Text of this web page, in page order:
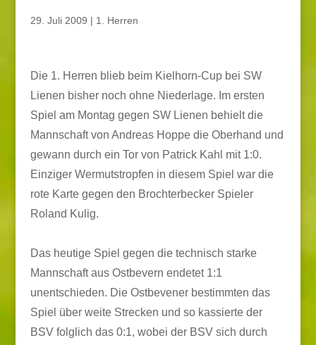
29. Juli 2009 | 1. Herren
Die 1. Herren blieb beim Kielhorn-Cup bei SW
Lienen bisher noch ohne Niederlage. Im ersten
Spiel am Montag gegen SW Lienen behielt die
Mannschaft von Andreas Hoppe die Oberhand und
gewann durch ein Tor von Patrick Kahl mit 1:0.
Einziger Wermutstropfen in diesem Spiel war die
rote Karte gegen den Brochterbecker Spieler
Roland Kulig.
Das heutige Spiel gegen die technisch starke
Mannschaft aus Ostbevern endetet 1:1
unentschieden. Die Ostbevener bestimmten das
Spiel über weite Strecken und so kassierte der
BSV folglich das 0:1, wobei der BSV sich durch